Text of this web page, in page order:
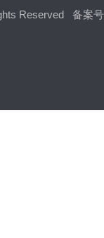
Reserved 备案